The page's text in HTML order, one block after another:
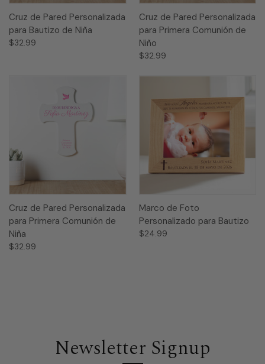
Cruz de Pared Personalizada
para Bautizo de Niña
$32.99
Cruz de Pared Personalizada
para Primera Comunión de
Niño
$32.99
Cruz de Pared Personalizada
para Primera Comunión de
Niña
$32.99
Marco de Foto
Personalizado para Bautizo
$24.99
Newsletter Signup